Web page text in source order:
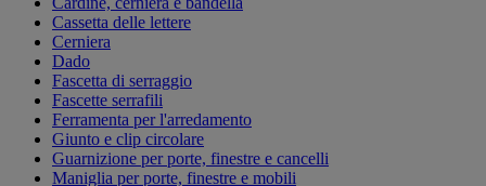
Cassetta delle lettere
Cerniera
Dado
Fascetta di serraggio
Fascette serrafili
Ferramenta per l'arredamento
Giunto e clip circolare
Guarnizione per porte, finestre e cancelli
Maniglia per porte, finestre e mobili